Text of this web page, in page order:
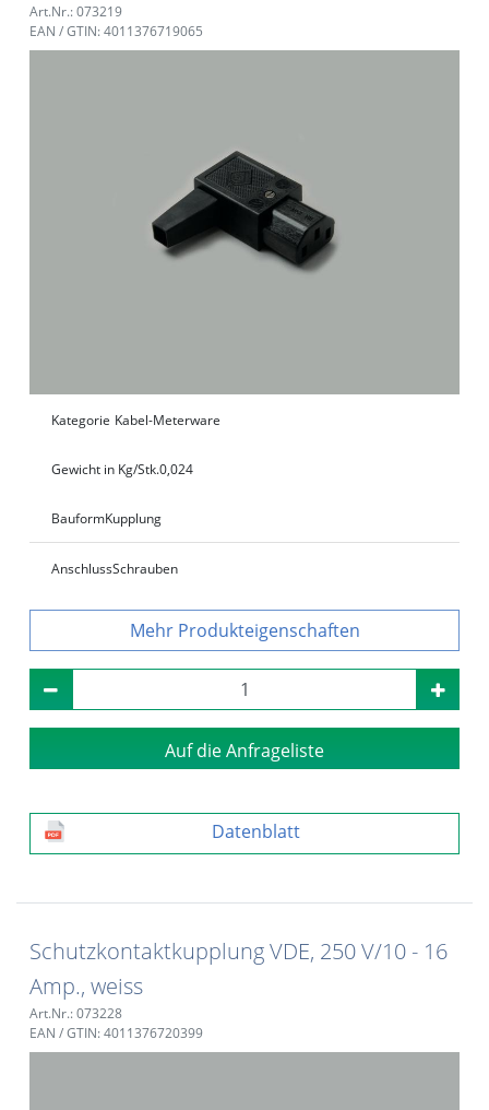
Art.Nr.: 073219
EAN / GTIN: 4011376719065
Kategorie Kabel-Meterware
Gewicht in Kg/Stk.0,024
BauformKupplung
AnschlussSchrauben
Produkteigenschaften
Auf die Anfrageliste
Datenblatt
Schutzkontaktkupplung VDE, 250 V/10 - 16
Amp., weiss
Art.Nr.: 073228
EAN / GTIN: 4011376720399